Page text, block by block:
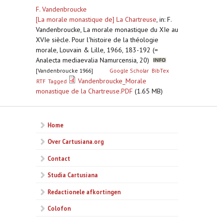
F. Vandenbroucke
[La morale monastique de] La Chartreuse, in: F.
Vandenbroucke, La morale monastique du XIe au
XVIe siècle. Pour l'histoire de la théologie
morale, Louvain & Lille, 1966, 183-192 (=
Analecta mediaevalia Namurcensia, 20)
[Vandenbroucke 1966] Google Scholar BibTex
RTF Tagged
Vandenbroucke_Morale
monastique de la Chartreuse.PDF (1.65 MB)
Home
Over Cartusiana.org
Contact
Studia Cartusiana
Redactionele afkortingen
Colofon